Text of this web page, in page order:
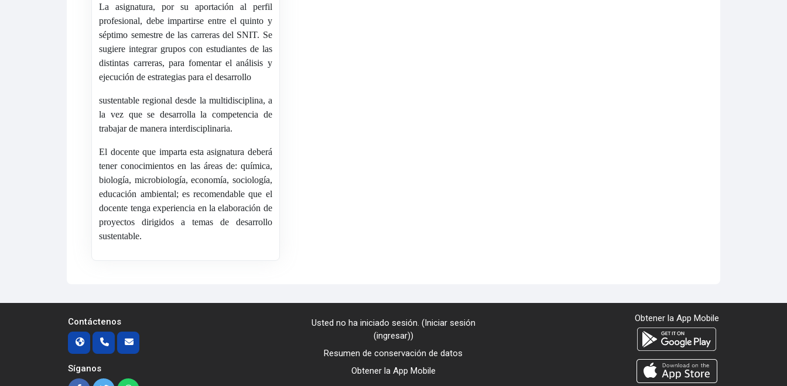
La asignatura, por su aportación al perfil
profesional, debe impartirse entre el quinto y
séptimo semestre de las carreras del SNIT. Se
sugiere integrar grupos con estudiantes de las
distintas carreras, para fomentar el análisis y
ejecución de estrategias para el desarrollo
sustentable regional desde la multidisciplina, a
la vez que se desarrolla la competencia de
trabajar de manera interdisciplinaria.
El docente que imparta esta asignatura deberá
tener conocimientos en las áreas de: química,
biología, microbiología, economía, sociología,
educación ambiental; es recomendable que el
docente tenga experiencia en la elaboración de
proyectos dirigidos a temas de desarrollo
sustentable.
Contáctenos
Síganos
Usted no ha iniciado sesión. (Iniciar sesión
(ingresar))
Resumen de conservación de datos
Obtener la App Mobile
Obtener la App Mobile